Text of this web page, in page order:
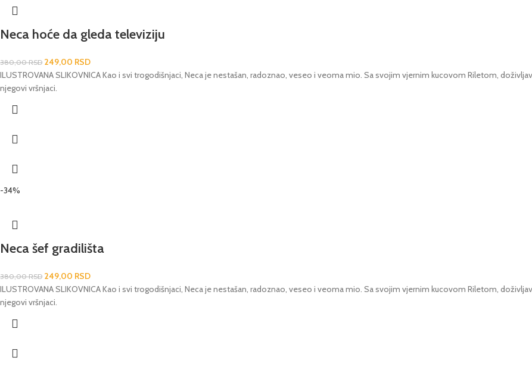
Neca hoće da gleda televiziju
380,00RSD 249,00 RSD
ILUSTROVANA SLIKOVNICA Kao i svi trogodišnjaci, Neca je nestašan, radoznao, veseo i veoma mio. Sa svojim vjernim kucovom Riletom,
njegovi vršnjaci.
-34%
Neca šef gradilišta
380,00RSD 249,00 RSD
ILUSTROVANA SLIKOVNICA Kao i svi trogodišnjaci, Neca je nestašan, radoznao, veseo i veoma mio. Sa svojim vjernim kucovom Riletom,
njegovi vršnjaci.